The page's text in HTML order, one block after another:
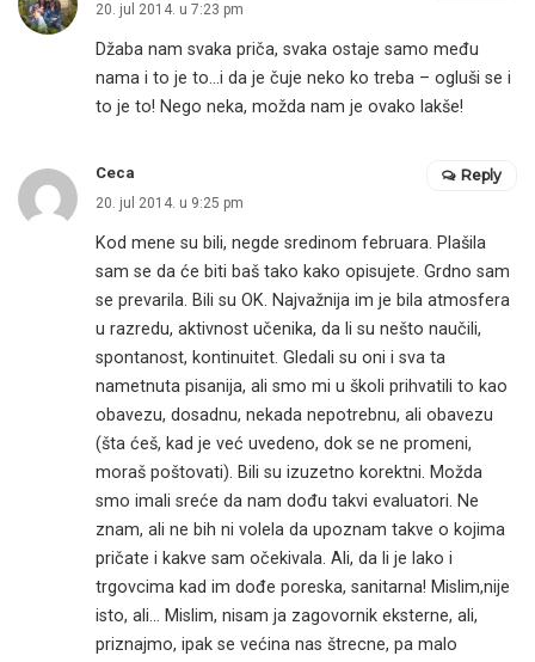
20. jul 2014. u 7:23 pm
Džaba nam svaka priča, svaka ostaje samo među
nama i to je to…i da je čuje neko ko treba – ogluši se i
to je to! Nego neka, možda nam je ovako lakše!
Ceca
20. jul 2014. u 9:25 pm
Kod mene su bili, negde sredinom februara. Plašila
sam se da će biti baš tako kako opisujete. Grdno sam
se prevarila. Bili su OK. Najvažnija im je bila atmosfera
u razredu, aktivnost učenika, da li su nešto naučili,
spontanost, kontinuitet. Gledali su oni i sva ta
nametnuta pisanija, ali smo mi u školi prihvatili to kao
obavezu, dosadnu, nekada nepotrebnu, ali obavezu
(šta ćeš, kad je već uvedeno, dok se ne promeni,
moraš poštovati). Bili su izuzetno korektni. Možda
smo imali sreće da nam dođu takvi evaluatori. Ne
znam, ali ne bih ni volela da upoznam takve o kojima
pričate i kakve sam očekivala. Ali, da li je lako i
trgovcima kad im dođe poreska, sanitarna! Mislim,nije
isto, ali… Mislim, nisam ja zagovornik eksterne, ali,
priznajmo, ipak se većina nas štrecne, pa malo
Reply